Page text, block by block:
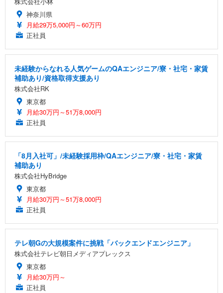
神奈川県
月給29万5,000円～60万円
正社員
未経験からなれる人気ゲームのQAエンジニア/寮・社宅・家賃
補助あり/資格取得支援あり
株式会社RK
東京都
月給30万円～51万8,000円
正社員
「8月入社可」/未経験採用枠/QAエンジニア/寮・社宅・家賃
補助あり
株式会社HyBridge
東京都
月給30万円～51万8,000円
正社員
テレ朝Gの大規模案件に挑戦「バックエンドエンジニア」
株式会社テレビ朝日メディアプレックス
東京都
月給30万円～
正社員